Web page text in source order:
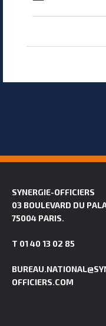
SYNERGIE-OFFICIERS
03 BOULEVARD DU
75004 PARIS.
T 01 40 13 02 85
OFFICIERS.COM